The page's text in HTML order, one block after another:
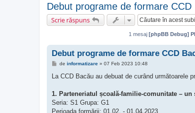
Debut programe de formare
Scrie răspuns
1 mesaj [phpBB Debug]
Debut programe de formare CCD
M
s
de informatizare» 07 Feb 2023 10:48
La CCD Bacău au debuat de curând următoarele
1. Parteneriatul școală-familie-comunitate –
Seria: S1 Grupa: G1
Perioada formării: 01.02. - 01.04.2023